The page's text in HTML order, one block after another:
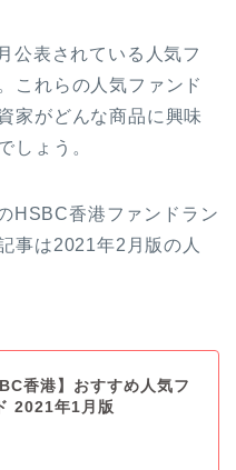
公表されている人気フ
これらの人気ファンド
家がどんな商品に興味
しょう。
HSBC香港ファンドラン
事は2021年2月版の人
香港】おすすめ人気フ
2021年1月版